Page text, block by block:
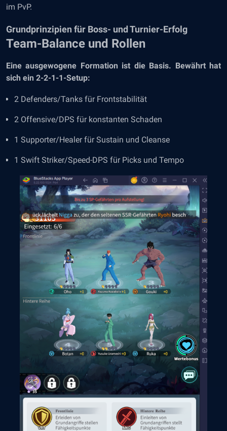
im PvP.
Grundprinzipien für Boss- und Turnier-Erfolg
Team-Balance und Rollen
Eine ausgewogene Formation ist die Basis. Bewährt hat
sich ein 2-2-1-1-Setup:
2 Defenders/Tanks für Frontstabilität
2 Offensive/DPS für konstanten Schaden
1 Supporter/Healer für Sustain und Cleanse
1 Swift Striker/Speed-DPS für Picks und Tempo